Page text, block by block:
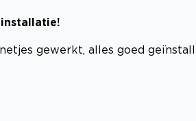
gewerkt, alles goed